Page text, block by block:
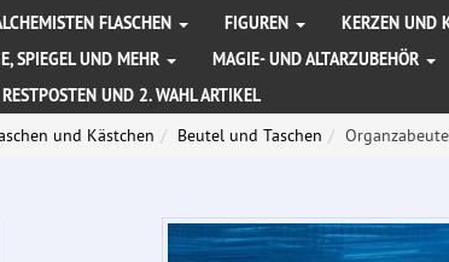
FLASCHEN
FIGUREN KERZEN UND
SPIEGEL UND MEHR
MAGIE- UND ALTARZUBEHÖR
RESTPOSTEN UND 2. WAHL ARTIKEL
und Kästchen Beutel und Taschen